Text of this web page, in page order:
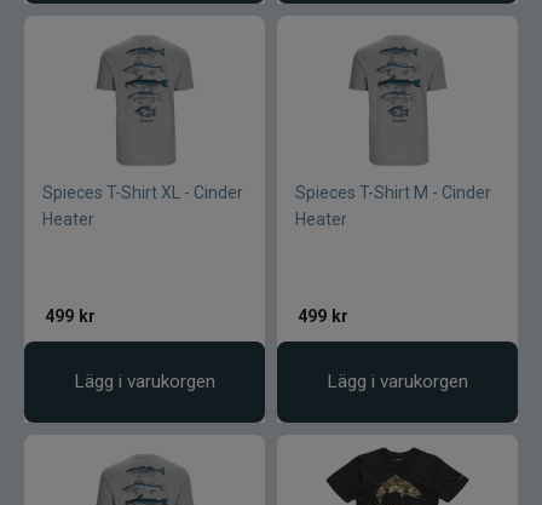
Spieces T-Shirt XL - Cinder
Heater
499 kr
Lägg i varukorgen
Spieces T-Shirt M - Cinder
Heater
499 kr
Lägg i varukorgen